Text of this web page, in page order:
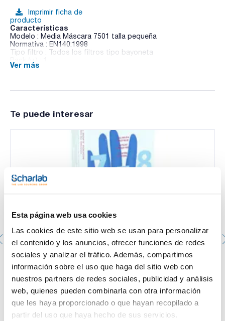
Esta página web usa cookies
Las cookies de este sitio web se usan para personalizar
el contenido y los anuncios, ofrecer funciones de redes
sociales y analizar el tráfico. Además, compartimos
información sobre el uso que haga del sitio web con
nuestros partners de redes sociales, publicidad y análisis
web, quienes pueden combinarla con otra información
que les haya proporcionado o que hayan recopilado a
partir del uso que haya hecho de sus servicios.
Imprimir ficha de
producto
Características
Modelo : Media Máscara 7501 talla pequeña
Normativa : EN140:1998
Tipo filtro : Todos los filtros tipo bayoneta
Filtros integrados en la máscara.
Ver más
Te puede interesar
Guantes desechables de nitrilo azul-violeta Soft
Touch, sin polvo, para examen. SCHARLAU. Talla: M.
Largo (mm): 240. Grosor dedos/palma (mm): 0,12/0,09
GST-N0000M
Envase : x 100 u.
Disponibilidad: Ver stock
Mi precio : Comprar